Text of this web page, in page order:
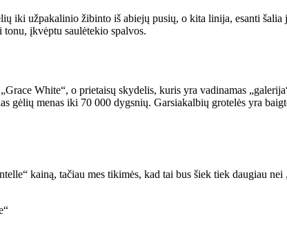
iki užpakalinio žibinto iš abiejų pusių, o kita linija, esanti
įkvėptu saulėtekio spalvos.
White“, o prietaisų skydelis, kuris yra vadinamas
gėlių menas iki 70 000 dygsnių. Garsiakalbių grotelės yra
kainą, tačiau mes tikimės, kad tai bus šiek tiek daugiau